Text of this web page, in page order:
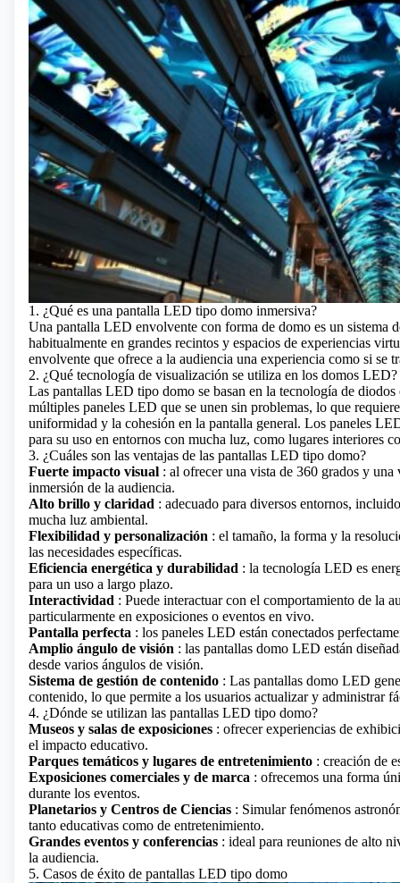
1. ¿Qué es una pantalla LED tipo domo inmersiva?
Una pantalla LED envolvente con forma de domo es un sistema
habitualmente en grandes recintos y espacios de experiencias
envolvente que ofrece a la audiencia una experiencia como si se
2. ¿Qué tecnología de visualización se utiliza en los domos LED?
Las pantallas LED tipo domo se basan en la tecnología de
múltiples paneles LED que se unen sin problemas, lo que
uniformidad y la cohesión en la pantalla general. Los paneles
para su uso en entornos con mucha luz, como lugares interiores
3. ¿Cuáles son las ventajas de las pantallas LED tipo domo?
Fuerte impacto visual : al ofrecer una vista de 360 ​​grados y
inmersión de la audiencia.
Alto brillo y claridad : adecuado para diversos entornos,
mucha luz ambiental.
Flexibilidad y personalización : el tamaño, la forma y la
las necesidades específicas.
Eficiencia energética y durabilidad : la tecnología LED es
para un uso a largo plazo.
Interactividad : Puede interactuar con el comportamiento de la
particularmente en exposiciones o eventos en vivo.
Pantalla perfecta : los paneles LED están conectados
Amplio ángulo de visión : las pantallas domo LED están
desde varios ángulos de visión.
Sistema de gestión de contenido : Las pantallas domo LED
contenido, lo que permite a los usuarios actualizar y administrar
4. ¿Dónde se utilizan las pantallas LED tipo domo?
Museos y salas de exposiciones : ofrecer experiencias de
el impacto educativo.
Parques temáticos y lugares de entretenimiento : creación de
Exposiciones comerciales y de marca : ofrecemos una forma
durante los eventos.
Planetarios y Centros de Ciencias : Simular fenómenos
tanto educativas como de entretenimiento.
Grandes eventos y conferencias : ideal para reuniones de alto
la audiencia.
5. Casos de éxito de pantallas LED tipo domo